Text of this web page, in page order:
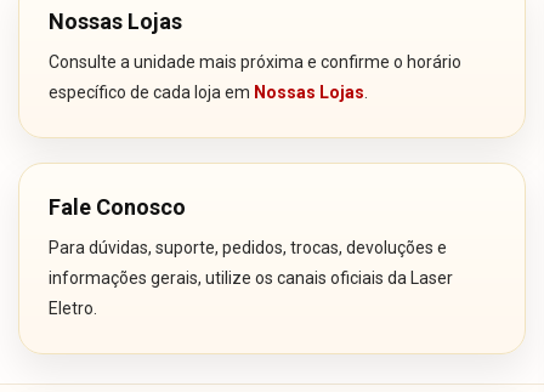
Nossas Lojas
Consulte a unidade mais próxima e confirme o horário
específico de cada loja em Nossas Lojas
Fale Conosco
Para dúvidas, suporte, pedidos, trocas, devoluções e
informações gerais, utilize os canais oficiais da Laser
Eletro.